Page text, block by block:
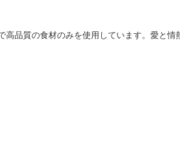
品質の食材のみを使用しています。愛と情